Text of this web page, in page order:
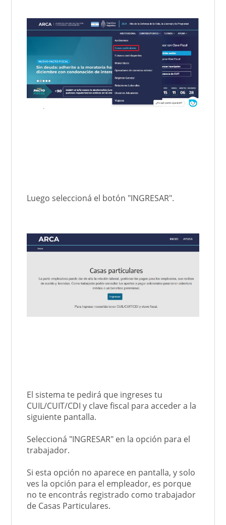
Luego seleccioná el botón "INGRESAR".
El sistema te pedirá que ingreses tu
CUIL/CUIT/CDI y clave fiscal para acceder a la
siguiente pantalla.
Seleccioná "INGRESAR" en la opción para el
trabajador.
Si esta opción no aparece en pantalla, y solo
ves la opción para el empleador, es porque
no te encontrás registrado como trabajador
de Casas Particulares.